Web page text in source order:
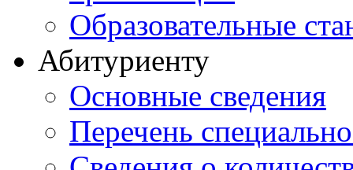
Образовательные
Абитуриенту
Основные сведения
Перечень